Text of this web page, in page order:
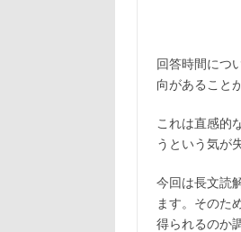
回答時間につ
向があること
これは直感的
うという気が
今回は長文読
ます。そのた
得られるのか